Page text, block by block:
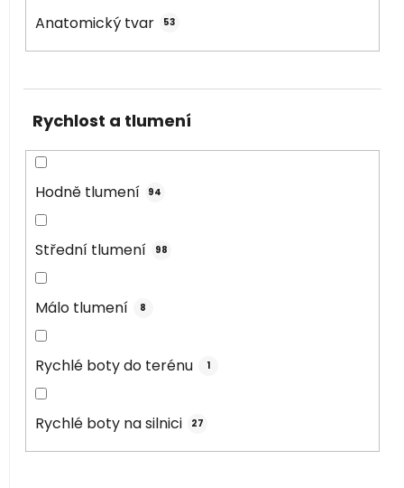
Anatomický tvar 53
Rychlost a tlumení
Hodně tlumení 94
Střední tlumení 98
Málo tlumení 8
Rychlé boty do terénu 1
Rychlé boty na silnici 27